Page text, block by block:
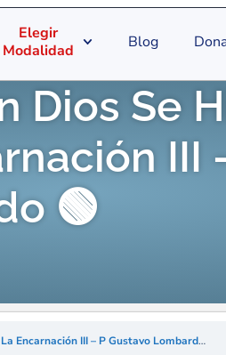
Elegir
Modalidad
Blog
Dios Se
III
🟢
III – P Gustavo Lombardo 🟢